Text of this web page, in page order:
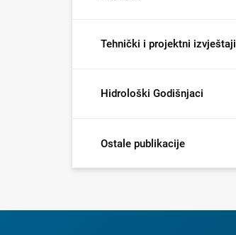
Tehnički i projektni izvještaji
Hidrološki Godišnjaci
Ostale publikacije